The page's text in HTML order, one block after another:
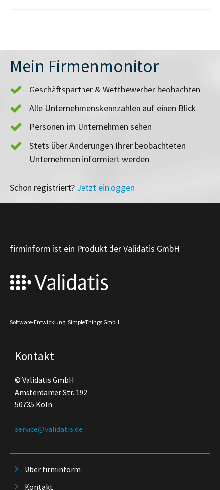
Mein Firmenmonitor
Geschäftspartner & Wettbewerber beobachten
Alle Unternehmenskennzahlen auf einen Blick
Personen im Unternehmen sehen
Stets über Änderungen Ihrer beobachteten
Unternehmen informiert werden
Schon registriert? Jetzt einloggen
firminform ist ein Produkt der Validatis GmbH
Software-Entwicklung: SimpleThings GmbH
Kontakt
© Validatis GmbH
Amsterdamer Str. 192
50735 Köln
service@validatis.de
Über firminform
Kontakt